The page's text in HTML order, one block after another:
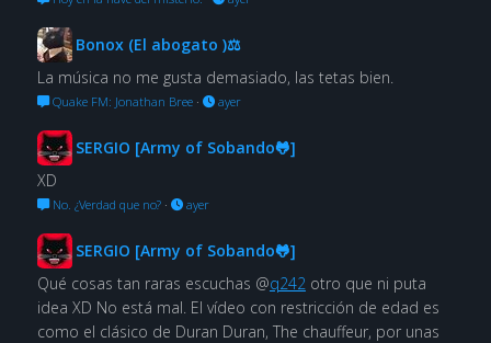
Bonox (El abogato )⚖
La música no me gusta demasiado, las tetas bien.
Quake FM: Jonathan Bree· ayer
SERGIO [Army of Sobando🐸]
XD
No. ¿Verdad que no?· ayer
SERGIO [Army of Sobando🐸]
Qué cosas tan raras escuchas @q242 otro que ni puta
idea XD No está mal. El vídeo con restricción de edad es
como el clásico de Duran Duran, The chauffeur, por unas